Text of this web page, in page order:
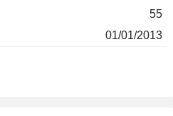
55
01/01/2013